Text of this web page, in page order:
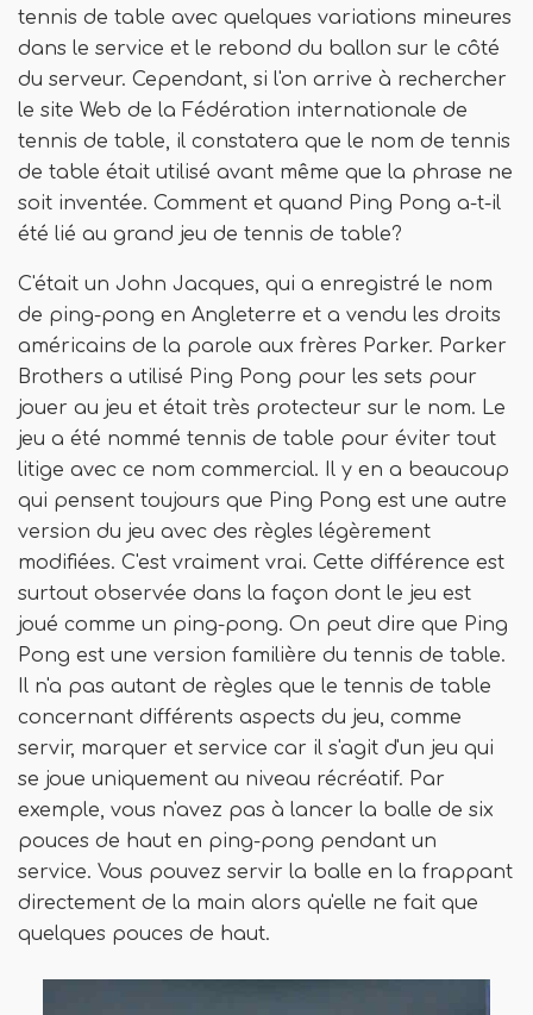
tennis de table avec quelques variations mineures
dans le service et le rebond du ballon sur le côté
du serveur. Cependant, si l'on arrive à rechercher
le site Web de la Fédération internationale de
tennis de table, il constatera que le nom de tennis
de table était utilisé avant même que la phrase ne
soit inventée. Comment et quand Ping Pong a-t-il
été lié au grand jeu de tennis de table?
C'était un John Jacques, qui a enregistré le nom
de ping-pong en Angleterre et a vendu les droits
américains de la parole aux frères Parker. Parker
Brothers a utilisé Ping Pong pour les sets pour
jouer au jeu et était très protecteur sur le nom. Le
jeu a été nommé tennis de table pour éviter tout
litige avec ce nom commercial. Il y en a beaucoup
qui pensent toujours que Ping Pong est une autre
version du jeu avec des règles légèrement
modifiées. C'est vraiment vrai. Cette différence est
surtout observée dans la façon dont le jeu est
joué comme un ping-pong. On peut dire que Ping
Pong est une version familière du tennis de table.
Il n'a pas autant de règles que le tennis de table
concernant différents aspects du jeu, comme
servir, marquer et service car il s'agit d'un jeu qui
se joue uniquement au niveau récréatif. Par
exemple, vous n'avez pas à lancer la balle de six
pouces de haut en ping-pong pendant un
service. Vous pouvez servir la balle en la frappant
directement de la main alors qu'elle ne fait que
quelques pouces de haut.